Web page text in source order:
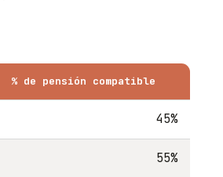
% de pensión compatible
45%
55%